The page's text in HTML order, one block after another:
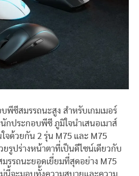
พีซีสมรรถนะสูง สำหรับเกมเมอร์
กประกอบพีซี ภูมิใจนำเสนอเมาส์
จด้วยกัน 2 รุ่น M75 และ M75
ยรูปร่างหน้าตาที่เป็นดีไซน์เดียวกับ
มรรถนะยอดเยี่ยมที่สุดอย่าง M75
นี้จะมอบทั้งความสบายและความ